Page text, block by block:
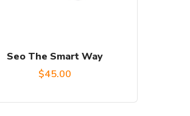
Seo The Smart Way
$45.00